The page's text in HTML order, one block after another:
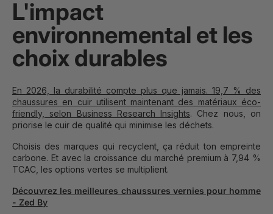
L'impact
environnemental et les
choix durables
En 2026, la durabilité compte plus que jamais. 19,7 % des
chaussures en cuir utilisent maintenant des matériaux éco-
friendly, selon Business Research Insights. Chez nous, on
priorise le cuir de qualité qui minimise les déchets.
Choisis des marques qui recyclent, ça réduit ton empreinte
carbone. Et avec la croissance du marché premium à 7,94 %
TCAC, les options vertes se multiplient.
Découvrez les meilleures chaussures vernies pour homme
- Zed By